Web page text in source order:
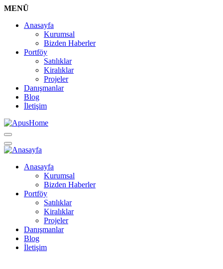
MENÜ
Anasayfa
Kurumsal
Bizden Haberler
Portföy
Satılıklar
Kiralıklar
Projeler
Danışmanlar
Blog
İletişim
Anasayfa
Kurumsal
Bizden Haberler
Portföy
Satılıklar
Kiralıklar
Projeler
Danışmanlar
Blog
İletişim